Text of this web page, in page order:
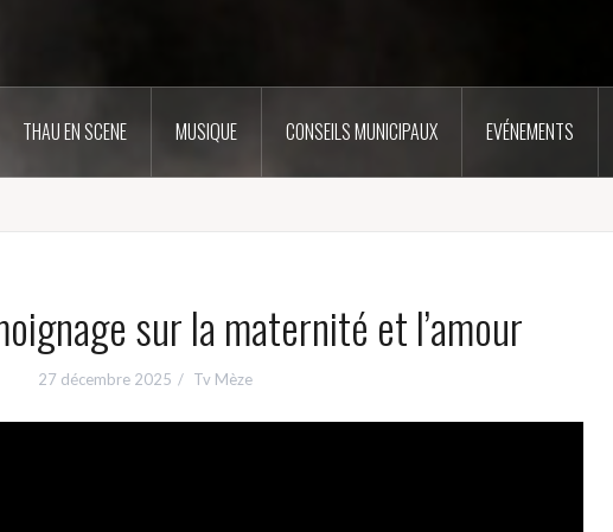
THAU EN SCENE MUSIQUE CONSEILS MUNICIPAUX EVÉNEMENTS
sur la maternité et l’amour
27 décembre 2025 Tv Mèze